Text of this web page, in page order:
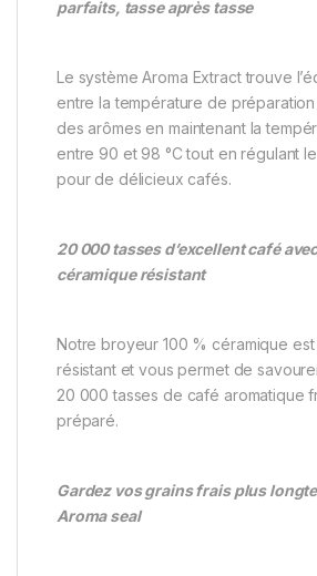
parfaits, tasse après tasse
Le système Aroma Extract trouve
entre la température de préparation
des arômes en maintenant la
entre 90 et 98 °C tout en régulant
pour de délicieux cafés.
20 000 tasses d’excellent café
céramique résistant
Notre broyeur 100 % céramique
résistant et vous permet de
20 000 tasses de café aromatique
préparé.
Gardez vos grains frais plus
Aroma seal